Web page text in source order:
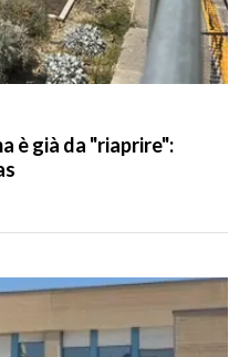
è già da "riaprire":